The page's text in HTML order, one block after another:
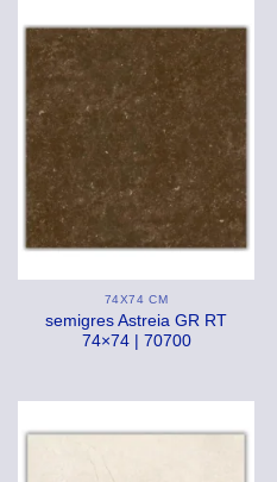
74X74 CM
semigres Astreia GR RT
74×74 | 70700